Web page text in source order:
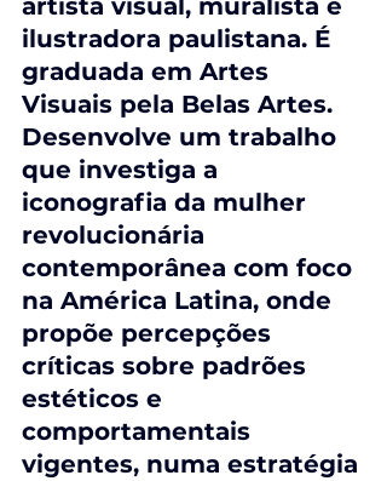
artista visual, muralista e
ilustradora paulistana. É
graduada em Artes
Visuais pela Belas Artes.
Desenvolve um trabalho
que investiga a
iconografia da mulher
revolucionária
contemporânea com foco
na América Latina, onde
propõe percepções
críticas sobre padrões
estéticos e
comportamentais
vigentes, numa estratégia